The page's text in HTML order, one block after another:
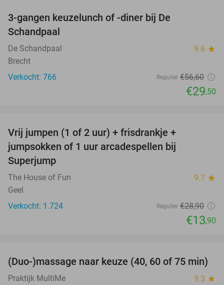
3-gangen keuzelunch of -diner bij De
Schandpaal
De Schandpaal 9.6 star
Brecht
Verkocht: 766
Regulier €56,60
€29,50
Vrij jumpen (1 of 2 uur) + frisdrankje +
jumpsokken of 1 uur arcadespellen bij
Superjump
The House of Fun 9.7 star
Geel
Verkocht: 1.724
Regulier €28,90
€13,90
50%
(Duo-)massage naar keuze (40, 60 of 75 min)
Praktijk MultiMe 9.3 star